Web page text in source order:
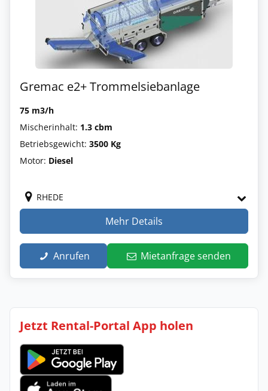
Gremac e2+ Trommelsiebanlage
75 m3/h
Mischerinhalt: 1.3 cbm
Betriebsgewicht: 3500 Kg
Motor: Diesel
RHEDE
Mehr Details
Anrufen Mietanfrage senden
Jetzt Rental-Portal App holen